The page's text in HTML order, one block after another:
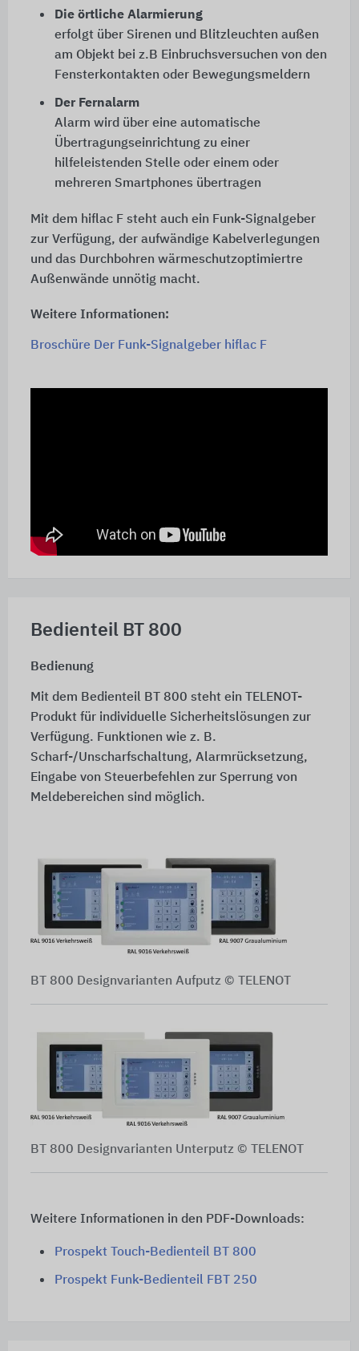
Die örtliche Alarmierung
erfolgt über Sirenen und Blitzleuchten außen
am Objekt bei z.B Einbruchsversuchen von den
Fensterkontakten oder Bewegungsmeldern
Der Fernalarm
Alarm wird über eine automatische
Übertragungseinrichtung zu einer
hilfeleistenden Stelle oder einem oder
mehreren Smartphones übertragen
Mit dem hiflac F steht auch ein Funk-Signalgeber
zur Verfügung, der aufwändige Kabelverlegungen
und das Durchbohren wärmeschutzoptimiertre
Außenwände unnötig macht.
Weitere Informationen:
Broschüre Der Funk-Signalgeber hiflac F
Bedienteil BT 800
Bedienung
Mit dem Bedienteil BT 800 steht ein TELENOT-
Produkt für individuelle Sicherheitslösungen zur
Verfügung. Funktionen wie z. B.
Scharf-/Unscharfschaltung, Alarmrücksetzung,
Eingabe von Steuerbefehlen zur Sperrung von
Meldebereichen sind möglich.
BT 800 Designvarianten Aufputz © TELENOT
BT 800 Designvarianten Unterputz © TELENOT
Weitere Informationen in den PDF-Downloads:
Prospekt Touch-Bedienteil BT 800
Prospekt Funk-Bedienteil FBT 250